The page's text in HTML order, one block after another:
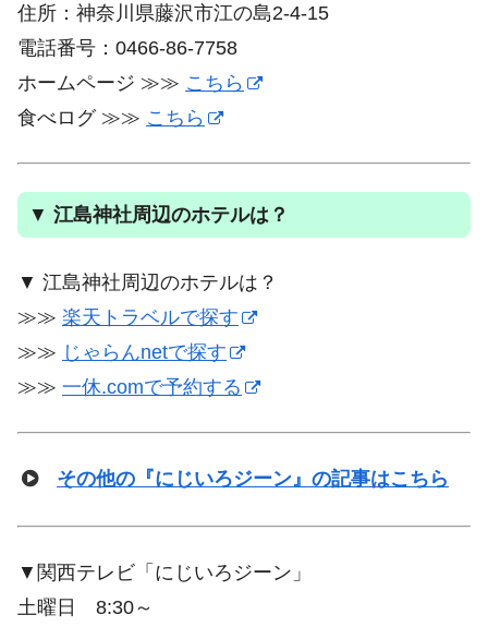
住所：神奈川県藤沢市江の島2-4-15
電話番号：0466-86-7758
ホームページ ≫≫ こちら
食べログ ≫≫ こちら
▼ 江島神社周辺のホテルは？
▼ 江島神社周辺のホテルは？
≫≫ 楽天トラベルで探す
≫≫ じゃらんnetで探す
≫≫ 一休.comで予約する
その他の『にじいろジーン』の記事はこちら
▼関西テレビ「にじいろジーン」
土曜日 8:30～